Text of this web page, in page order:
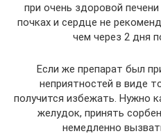
при очень здоровой
почках и сердце не
чем через 2 дня
Если же препарат был
неприятностей в виде
получится избежать. Нужно
желудок, принять
немедленно